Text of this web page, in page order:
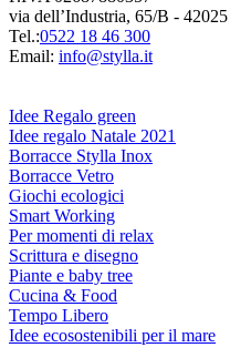
via dell’Industria, 65/B -
Tel.:0522 18 46 300
Email: info@stylla.it
Idee Regalo green
Idee regalo Natale 2021
Borracce Stylla Inox
Borracce Vetro
Giochi ecologici
Smart Working
Per momenti di relax
Scrittura e disegno
Piante e baby tree
Cucina & Food
Tempo Libero
Idee ecosostenibili per il mare